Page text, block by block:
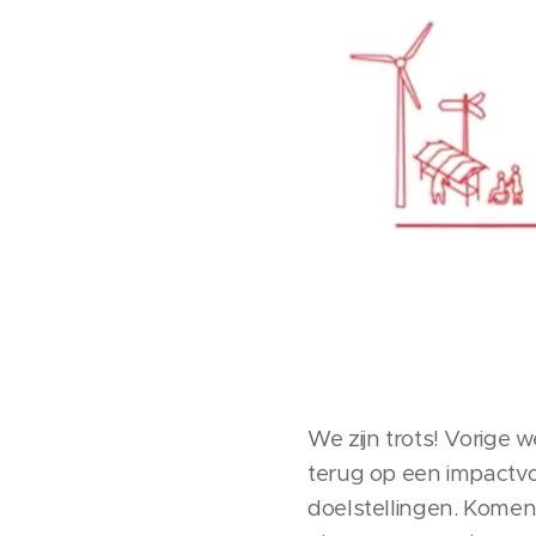
We zijn trots! Vorige
terug op een
doelstellingen.